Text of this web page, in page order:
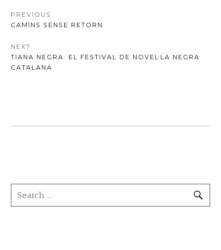
NAVEGACIÓ
D'ENTRADES
PREVIOUS
PREVIOUS
CAMINS SENSE RETORN
NEXT
NEXT
POST:
TIANA NEGRA: EL FESTIVAL DE NOVEL·LA NEGRA
CATALANA
FOOTER
SIDEBAR
SEARCH